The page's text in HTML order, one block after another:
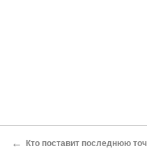
← Кто поставит последнюю